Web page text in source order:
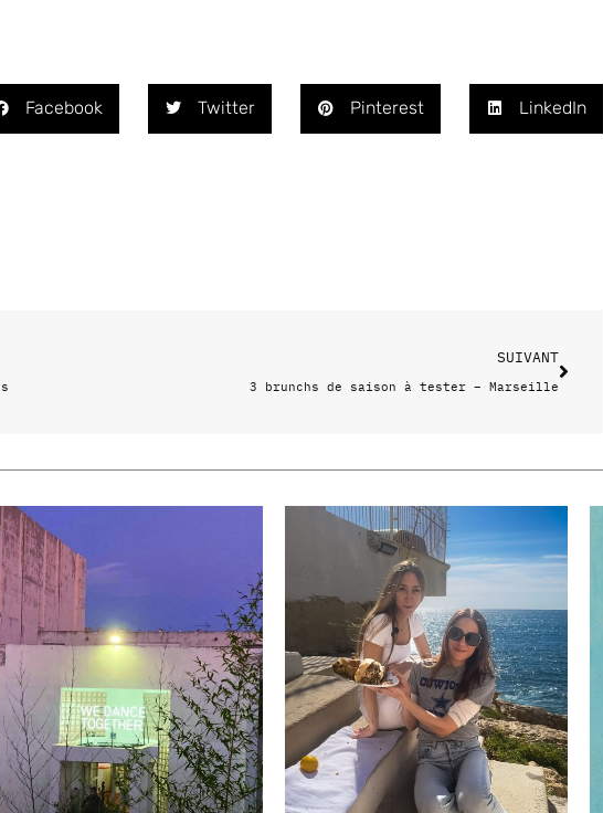
Facebook Twitter Pinterest LinkedIn
SUIVANT
3 brunchs de saison à tester – Marseille